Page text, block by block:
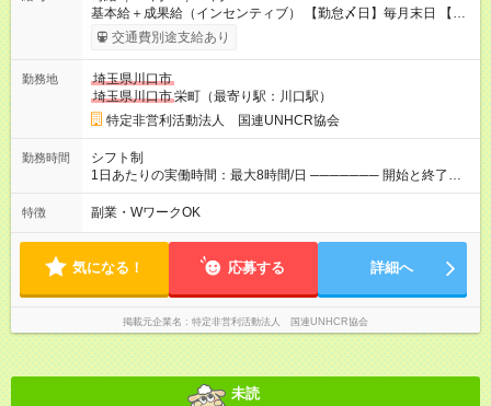
基本給＋成果給（インセンティブ） 【勤怠〆日】毎月末日 【給
与支払】翌月15日 下記はモデルの月収例です。詳細は面接でご
案内します。 ────── モデル月収 ────── 【週3日／月12日
万(時給1400円～) 【週4日／月16日勤務の場合】 1年目:月収
20.5万(時給1350円～) 2年目:月収25.6万(時給1400円～) 【週5日
／月22日勤務の場合】 1年目:月収28.1万(時給1350円～) 2年目:
月収35.0万(時給1400円～) ※上記は1日8時間換算、成果給を加
算した目安金額です ◇時間外手当 ◇通勤手当 ◇健康管理補助 ◇
インフルエンザ予防接種補助 ◇成果給（個人業績／月毎）​ ◇チ
次昇給制度 ◇昇格制度 【試用期間】試用期間あり 試用期間の長
さ：1ヶ月 雇用形態、給与は本採用時と同じです。 初回は1か月
契約でトライアル期間（給与・待遇に差異なし）
交通費別途支給あり
勤務地
埼玉県川口市
埼玉県川口市栄町（最寄り駅：川口駅）
特定非営利活動法人 国連UNHCR協会
勤務時間
シフト制
1日あたりの実働時間：最大8時間/日 ─────── 開始と終了時
間 ─────── 8:00～21:00の中でシフト制 ※実働8時間（休憩
60分） ※活動場所により開始・終了時間は変動 ─────── 選
や月水金日、火水金土日など フルタイムで取り組みたい方も、
Ｗワーク希望の方も歓迎◎
特徴 副業・WワークOK
気になる！ 応募する 詳細へ
掲載元企業名 特定非営利活動法人 国連UNHCR協会
未読